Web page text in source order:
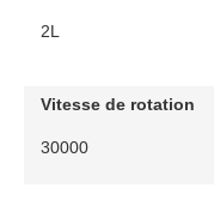
2L
Vitesse de rotation
30000